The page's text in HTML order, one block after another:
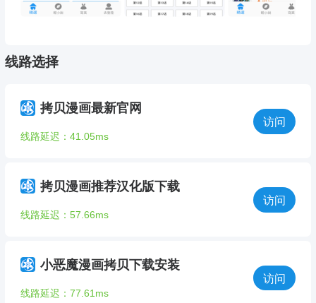
线路选择
拷贝漫画最新官网
线路延迟：41.05ms
访问
拷贝漫画推荐汉化版下载
线路延迟：57.66ms
访问
小恶魔漫画拷贝下载安装
线路延迟：77.61ms
访问